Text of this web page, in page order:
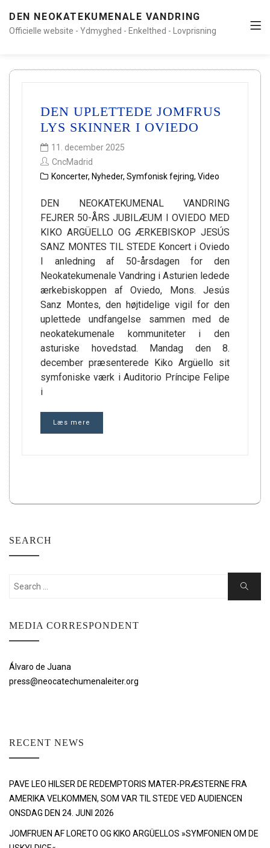
DEN NEOKATEKUMENALE VANDRING
Officielle website - Ydmyghed - Enkelthed - Lovprisning
DEN UPLETTEDE JOMFRUS
LYS SKINNER I OVIEDO
11. december 2025
CncMadrid
Koncerter, Nyheder, Symfonisk fejring, Video
DEN NEOKATEKUMENAL VANDRING
FEJRER 50-ÅRS JUBILÆUM I OVIEDO MED
KIKO ARGÜELLO OG ÆRKEBISKOP JESÚS
SANZ MONTES TIL STEDE Koncert i Oviedo
I anledning af 50-årsdagen for den
Neokatekumenale Vandring i Asturien ledede
ærkebiskoppen af Oviedo, Mons. Jesús
Sanz Montes, den højtidelige vigil for den
uplettede undfangelse sammen med de
neokatekumenale kommuniteter i den
asturiske hovedstad. Mandag den 8.
december præsenterede Kiko Argüello sit
symfoniske værk i Auditorio Príncipe Felipe
i
Læs mere
SEARCH
Search
Search
MEDIA CORRESPONDENT
Álvaro de Juana
press@neocatechumenaleiter.org
RECENT NEWS
PAVE LEO HILSER DE REDEMPTORIS MATER-PRÆSTERNE FRA
AMERIKA VELKOMMEN, SOM VAR TIL STEDE VED AUDIENCEN
ONSDAG DEN 24. JUNI 2026
JOMFRUEN AF LORETO OG KIKO ARGÜELLOS »SYMFONIEN OM DE